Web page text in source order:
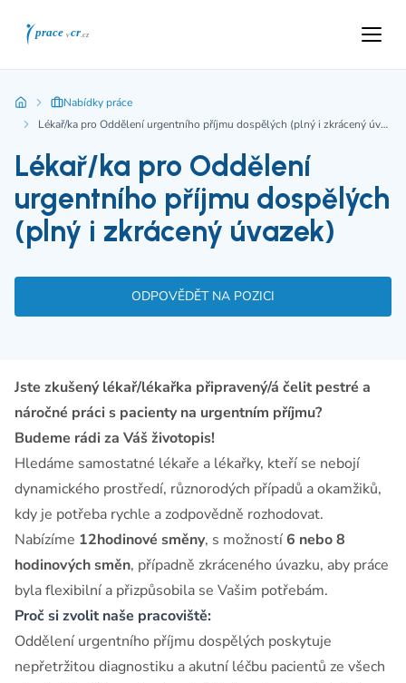
Nabídky práce
Lékař/ka pro Oddělení urgentního příjmu dospělých (plný i zkrácený úvazek)
Lékař/ka pro Oddělení
urgentního příjmu dospělých
(plný i zkrácený úvazek)
ODPOVĚDĚT NA POZICI
Jste zkušený lékař/lékařka připravený/á čelit pestré a
náročné práci s pacienty na urgentním příjmu?
Budeme rádi za Váš životopis!
Hledáme samostatné lékaře a lékařky, kteří se nebojí
dynamického prostředí, různorodých případů a okamžiků,
kdy je potřeba rychle a zodpovědně rozhodovat.
Nabízíme 12hodinové směny, s možností6 nebo 8
hodinových směn, případně zkráceného úvazku, aby práce
byla flexibilní a přizpůsobila se Vašim potřebám.
Proč si zvolit naše pracoviště:
Oddělení urgentního příjmu dospělých poskytuje
nepřetržitou diagnostiku a akutní léčbu pacientů ze všech